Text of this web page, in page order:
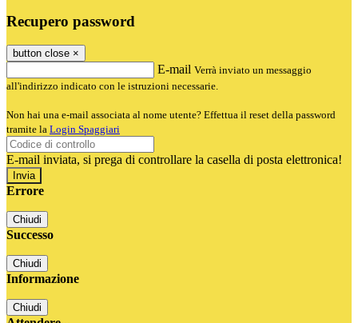
Recupero password
button close ×
E-mail Verrà inviato un messaggio
all'indirizzo indicato con le istruzioni necessarie.
Non hai una e-mail associata al nome utente? Effettua il reset della password
tramite la Login Spaggiari
E-mail inviata, si prega di controllare la casella di posta elettronica!
Errore
Chiudi
Successo
Chiudi
Informazione
Chiudi